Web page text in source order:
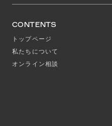
CONTENTS
トップページ
私たちについて
オンライン相談